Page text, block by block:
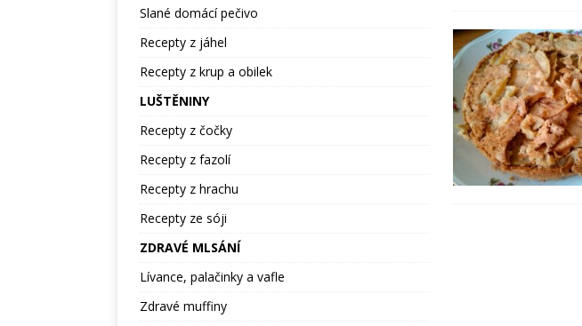
Slané domácí pečivo
Recepty z jáhel
Recepty z krup a obilek
LUŠTĚNINY
Recepty z čočky
Recepty z fazolí
Recepty z hrachu
Recepty ze sóji
ZDRAVÉ MLSÁNÍ
Lívance, palačinky a vafle
Zdravé muffiny